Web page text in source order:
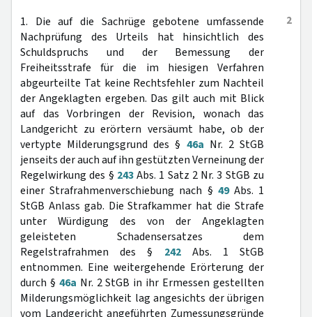
2
1. Die auf die Sachrüge gebotene umfassende
Nachprüfung des Urteils hat hinsichtlich des
Schuldspruchs und der Bemessung der
Freiheitsstrafe für die im hiesigen Verfahren
abgeurteilte Tat keine Rechtsfehler zum Nachteil
der Angeklagten ergeben. Das gilt auch mit Blick
auf das Vorbringen der Revision, wonach das
Landgericht zu erörtern versäumt habe, ob der
vertypte Milderungsgrund des § 46a Nr. 2 StGB
jenseits der auch auf ihn gestützten Verneinung der
Regelwirkung des § 243Abs. 1 Satz 2 Nr. 3 StGB zu
einer Strafrahmenverschiebung nach § 49Abs. 1
StGB Anlass gab. Die Strafkammer hat die Strafe
unter Würdigung des von der Angeklagten
geleisteten Schadensersatzes dem
Regelstrafrahmen des § 242Abs. 1 StGB
entnommen. Eine weitergehende Erörterung der
durch § 46a Nr. 2 StGB in ihr Ermessen gestellten
Milderungsmöglichkeit lag angesichts der übrigen
vom Landgericht angeführten Zumessungsgründe